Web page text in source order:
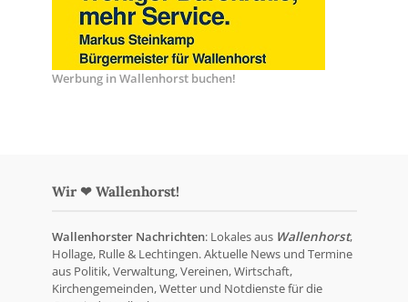
Werbung in Wallenhorst buchen!
Wir ❤ Wallenhorst!
Wallenhorster Nachrichten: Lokales aus Wallenhorst,
Hollage, Rulle & Lechtingen. Aktuelle News und Termine
aus Politik, Verwaltung, Vereinen, Wirtschaft,
Kirchengemeinden, Wetter und Notdienste für die